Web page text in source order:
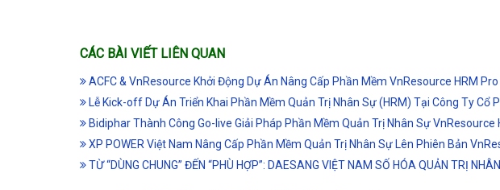
CÁC BÀI VIẾT LIÊN QUAN
ACFC & VnResource Khởi Động Dự Án Nâng Cấp Phần Mềm VnResource HRM
Lễ Kick-off Dự Án Triển Khai Phần Mềm Quản Trị Nhân Sự (HRM) Tại Công Ty Cổ
Bidiphar Thành Công Go-live Giải Pháp Phần Mềm Quản Trị Nhân Sự VnResource
XP POWER Việt Nam Nâng Cấp Phần Mềm Quản Trị Nhân Sự Lên Phiên Bản
TỪ “DÙNG CHUNG” ĐẾN “PHÙ HỢP”: DAESANG VIỆT NAM SỐ HÓA QUẢN TRỊ